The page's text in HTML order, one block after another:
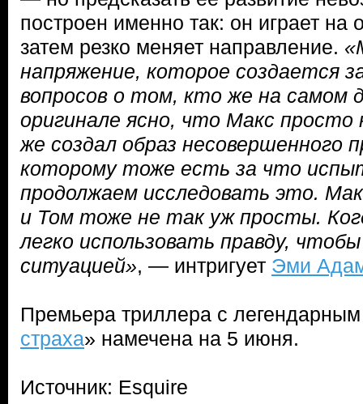
построен именно так: он играет на
затем резко меняет направление.
напряжение, которое создается
вопросов о том, кто же на самом
оригинале ясно, что Макс просто
же создал образ несовершенного
которому тоже есть за что
продолжаем исследовать это.
и Том тоже не так уж просты.
легко использовать правду,
ситуацией», — интригует Эми
Премьера триллера с
страха» намечена на 5 июня.
Источник: Esquire